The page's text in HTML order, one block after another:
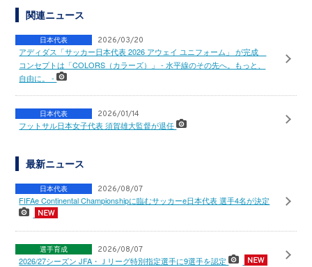
関連ニュース
日本代表 2026/03/20
アディダス「サッカー日本代表 2026 アウェイ ユニフォーム」 が完成
コンセプトは「COLORS（カラーズ）」 - 水平線のその先へ。もっと、
自由に。 -
日本代表 2026/01/14
フットサル日本女子代表 須賀雄大監督が退任
最新ニュース
日本代表 2026/08/07
FIFAe Continental Championshipに臨むサッカーe日本代表 選手4名が決定
選手育成 2026/08/07
2026/27シーズン JFA・Ｊリーグ特別指定選手に9選手を認定